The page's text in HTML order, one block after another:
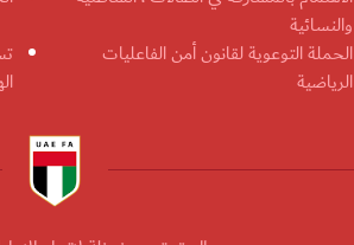
والنسائية
الحملة التوعوية لقانون أمن الفاعليات
الرياضية